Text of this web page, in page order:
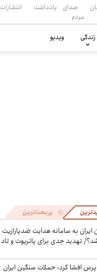
صدای
مردم
یادداشت انتشارات
زندگی ویدیو
پربحث‌ترین
به سامانه هدایت ضدپارازیت
تهدید جدی برای پاتریوت و تاد
افشا کرد: حملات سنگین ایران